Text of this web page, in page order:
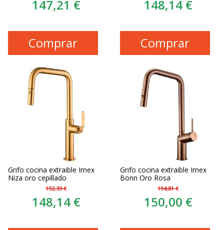
147,21 €
Comprar
148,14 €
Comprar
Grifo cocina extraible Imex
Niza oro cepillado
192,39 €
148,14 €
Grifo cocina extraible Imex
Bonn Oro Rosa
194,81 €
150,00 €